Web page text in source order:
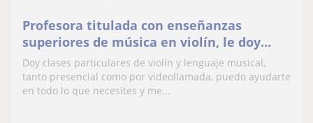
Profesora titulada con enseñanzas
superiores de música en violín, le doy
clases a todo el que quiera aprender
violín
Doy clases particulares de violín y lenguaje musical,
tanto presencial como por videollamada, puedo ayudarte
en todo lo que necesites y me...